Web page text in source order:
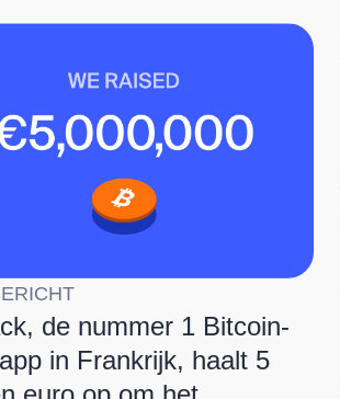
de nummer 1 Bitcoin-
in Frankrijk, haalt 5